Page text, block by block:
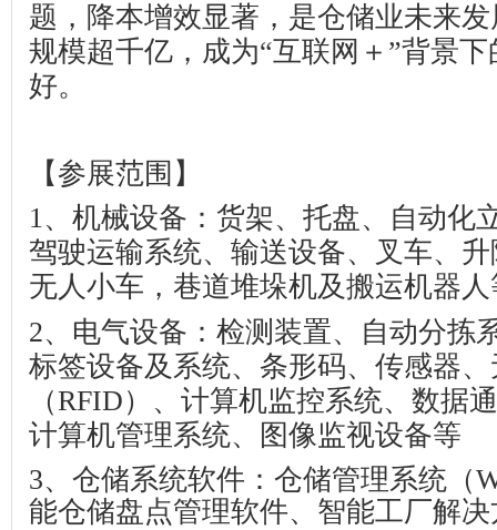
题，降本增效显著，是仓储业未来
规模超千亿，成为“互联网＋”背景
好。
【参展范围】
1、机械设备：货架、托盘、自动化
驾驶运输系统、输送设备、叉车、
无人小车，巷道堆垛机及搬运机器人
2、电气设备：检测装置、自动分拣
标签设备及系统、条形码、传感器
（RFID）、计算机监控系统、数据
计算机管理系统、图像监视设备等
3、仓储系统软件：仓储管理系统（
能仓储盘点管理软件、智能工厂解